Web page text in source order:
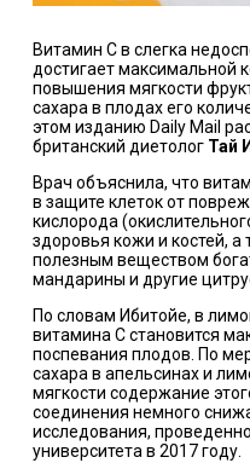
Витамин С в слегка
достигает максимальной
повышения мягкости
сахара в плодах его
этом изданию Daily Mail
британский диетолог Тай
Врач объяснила, что
в защите клеток от
кислорода
здоровья кожи и костей,
полезным веществом
мандарины и другие
По словам Ибитойе, в
витамина С становится
поспевания плодов. По
сахара в апельсинах и
мягкости содержание
соединения немного
исследования,
университета в 2017 году.